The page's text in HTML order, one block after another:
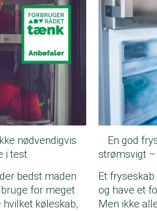
nødvendigvis
i test
bedst maden
for meget
køleskab,
En god
strømsvigt
Et
og have et
Men ikke